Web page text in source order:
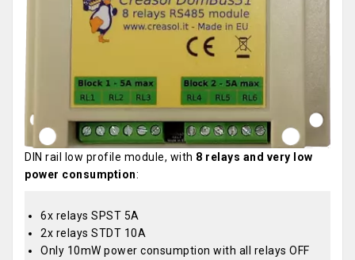
DIN rail low profile module, with 8 relays and very low
power consumption:
6x relays SPST 5A
2x relays STDT 10A
Only 10mW power consumption with all relays OFF